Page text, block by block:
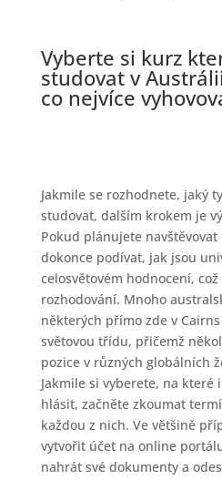
Vyberte si kurz
studovat v
co nejvíce
Jakmile se rozhodnete, jaký
studovat, dalším krokem je
Pokud plánujete
dokonce podívat, jak jsou
celosvětovém hodnocení,
rozhodování. Mnoho
některých přímo zde v
světovou třídu, přičemž
pozice v různých globálních
Jakmile si vyberete, na které
hlásit, začněte zkoumat
každou z nich. Ve většině
vytvořit účet na online
nahrát své dokumenty a